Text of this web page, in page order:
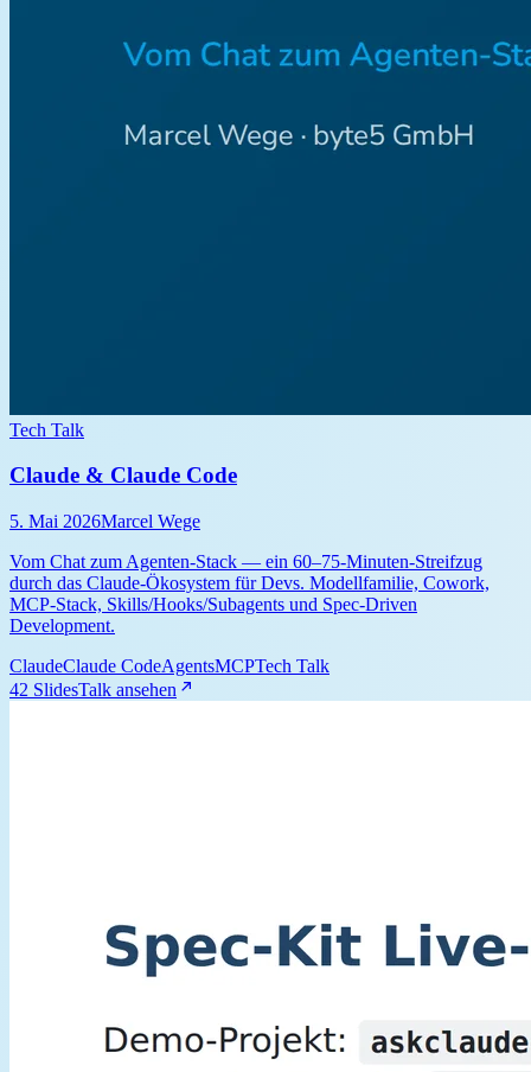
Tech Talk
Claude & Claude Code
5. Mai 2026Marcel Wege
Vom Chat zum Agenten-Stack — ein 60–75-Minuten-Streifzug
durch das Claude-Ökosystem für Devs. Modellfamilie, Cowork,
MCP-Stack, Skills/Hooks/Subagents und Spec-Driven
Development.
ClaudeClaude CodeAgentsMCPTech Talk
42 SlidesTalk ansehen